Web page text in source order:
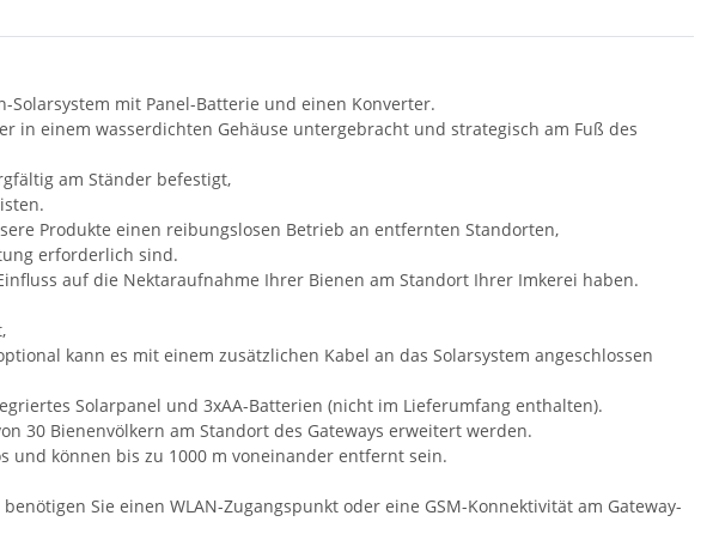
Solarsystem mit Panel-Batterie und einen Konverter.
in einem wasserdichten Gehäuse untergebracht und strategisch am Fuß des
am Ständer befestigt,
Produkte einen reibungslosen Betrieb an entfernten Standorten,
erforderlich sind.
auf die Nektaraufnahme Ihrer Bienen am Standort Ihrer Imkerei haben.
kann es mit einem zusätzlichen Kabel an das Solarsystem angeschlossen
Solarpanel und 3xAA-Batterien (nicht im Lieferumfang enthalten).
30 Bienenvölkern am Standort des Gateways erweitert werden.
und können bis zu 1000 m voneinander entfernt sein.
Sie einen WLAN-Zugangspunkt oder eine GSM-Konnektivität am Gateway-